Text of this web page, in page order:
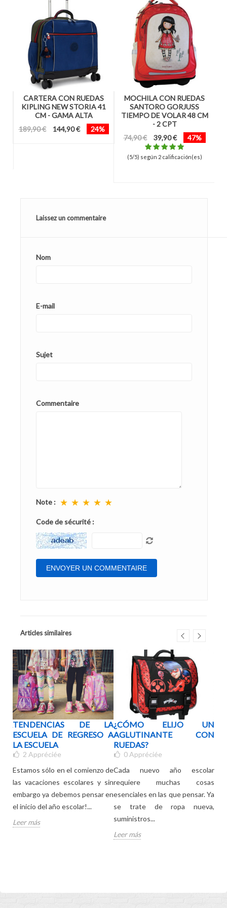
CARTERA CON RUEDAS
KIPLING NEW STORIA 41
CM - GAMA ALTA
189,90 €
144,90 € 24%
MOCHILA CON RUEDAS
SANTORO GORJUSS
TIEMPO DE VOLAR 48 CM
- 2 CPT
74,90 €
39,90 € 47%
(5/5) según 2 calificación(es)
Laissez un commentaire
Nom
E-mail
Sujet
Commentaire
Note : ★ ★ ★ ★ ★
Code de sécurité :
Articles similaires
TENDENCIAS DE LA
ESCUELA DE REGRESO A
LA ESCUELA
2 Appréciée
Estamos sólo en el comienzo de
las vacaciones escolares y sin
embargo ya debemos pensar en
el inicio del año escolar!...
Leer más
¿CÓMO ELIJO UN
AGLUTINANTE CON
RUEDAS?
0 Appréciée
Cada nuevo año escolar
requiere muchas cosas
esenciales en las que pensar. Ya
se trate de ropa nueva,
suministros...
Leer más